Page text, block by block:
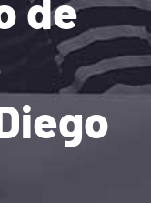
de